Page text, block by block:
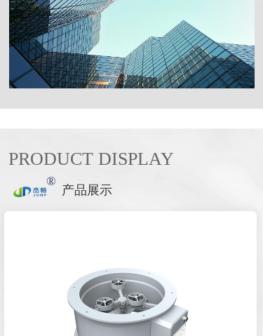
PRODUCT DISPLAY
®
产品展示